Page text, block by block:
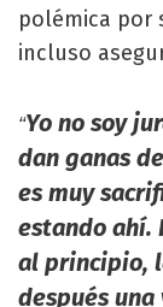
polémica por
incluso
“Yo no soy
dan ganas
es muy
estando ahí.
al principio,
después una